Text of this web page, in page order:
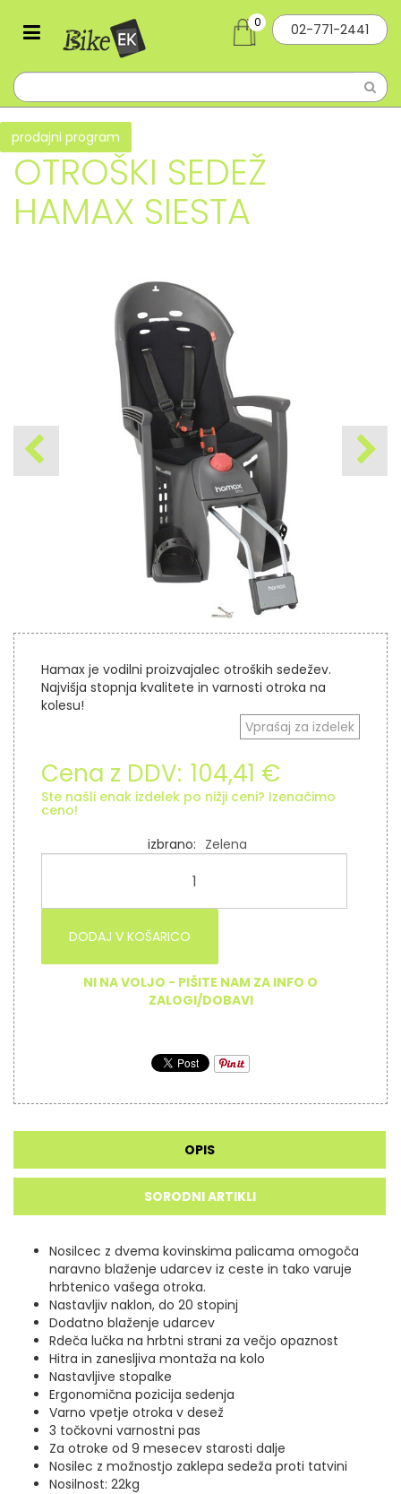
02-771-2441
0
prodajni program
OTROŠKI SEDEŽ
HAMAX SIESTA
Hamax je vodilni proizvajalec otroških sedežev.
Najvišja stopnja kvalitete in varnosti otroka na
kolesu!
Vprašaj za izdelek
Cena z DDV: 104,41 €
Ste našli enak izdelek po nižji ceni? Izenačimo
ceno!
izbrano
Zelena
DODAJ V KOŠARICO
NI NA VOLJO - PIŠITE NAM ZA INFO O
ZALOGI/DOBAVI
OPIS
SORODNI ARTIKLI
Nosilcec z dvema kovinskima palicama omogoča
naravno blaženje udarcev iz ceste in tako varuje
hrbtenico vašega otroka.
Nastavljiv naklon, do 20 stopinj
Dodatno blaženje udarcev
Rdeča lučka na hrbtni strani za večjo opaznost
Hitra in zanesljiva montaža na kolo
Nastavljive stopalke
Ergonomična pozicija sedenja
Varno vpetje otroka v desež
3 točkovni varnostni pas
Za otroke od 9 mesecev starosti dalje
Nosilec z možnostjo zaklepa sedeža proti tatvini
Nosilnost: 22kg